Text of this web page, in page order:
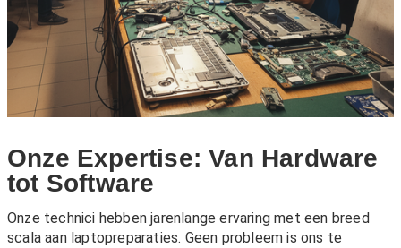
Onze Expertise: Van Hardware
tot Software
Onze technici hebben jarenlange ervaring met een breed
scala aan laptopreparaties. Geen probleem is ons te